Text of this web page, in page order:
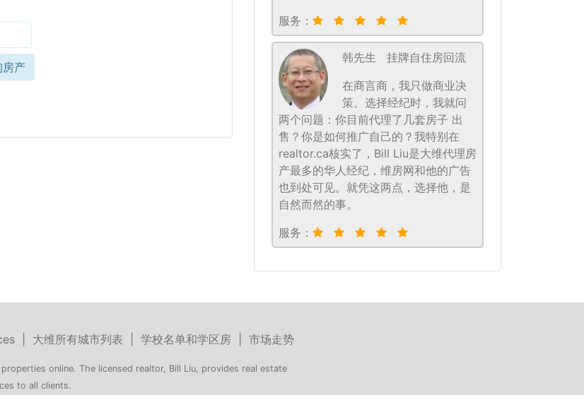
产
服务：
韩先生
挂牌自住房回流
在商言商，我只做商业决
策。选择经纪时，我就问
两个问题：你目前代理了几套房子 出
售？你是如何推广自己的？我特别在
realtor.ca核实了，Bill Liu是大维代理房
产最多的华人经纪，维房网和他的广告
也到处可见。就凭这两点，选择他，是
自然而然的事。
服务：
大维所有城市列表 学校名单和学区房 市场走势
online. The licensed realtor, Bill Liu, provides real estate
to all clients.